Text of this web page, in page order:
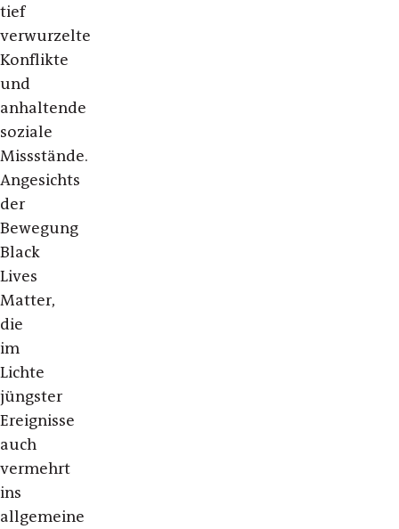
tief
verwurzelte
Konflikte
und
anhaltende
soziale
Missstände.
Angesichts
der
Bewegung
Black
Lives
Matter,
die
im
Lichte
jüngster
Ereignisse
auch
vermehrt
ins
allgemeine